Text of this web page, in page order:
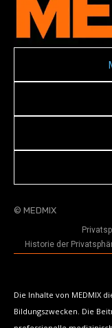
© MEDMIX
Historie der
Die Inhalte von MEDMIX
Bildungszwecken. Die